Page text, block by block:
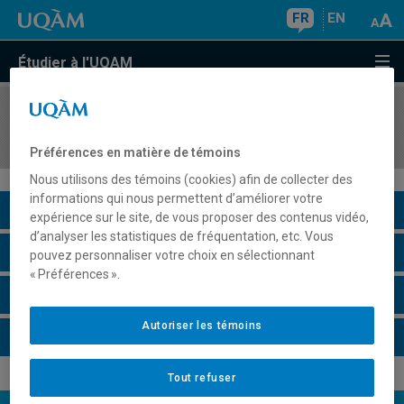
FR EN
Étudier à l'UQAM
COURS//
Description du cours
Horaire - Été 2026
Préférences en matière de témoins
Nous utilisons des témoins (cookies) afin de collecter des
informations qui nous permettent d’améliorer votre
expérience sur le site, de vous proposer des contenus vidéo,
d’analyser les statistiques de fréquentation, etc. Vous
pouvez personnaliser votre choix en sélectionnant
« Préférences ».
Tout refuser
Autoriser les témoins